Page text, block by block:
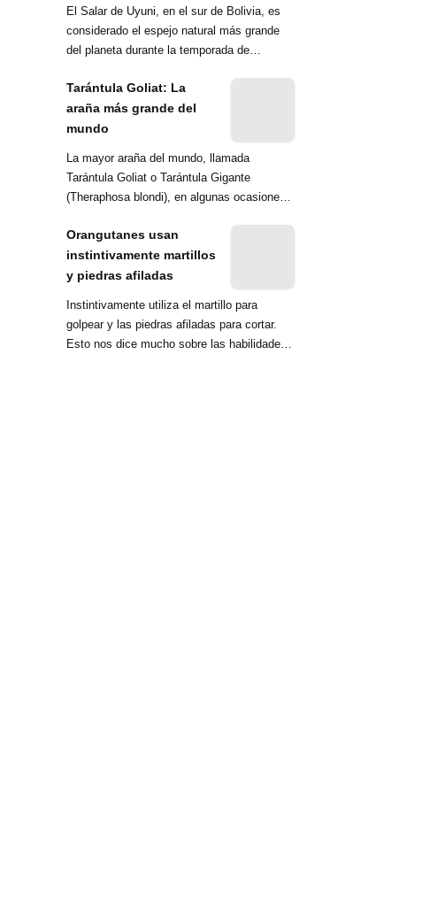
El Salar de Uyuni, en el sur de Bolivia, es
considerado el espejo natural más grande
del planeta durante la temporada de
Tarántula Goliat: La
araña más grande del
mundo
La mayor araña del mundo, llamada
Tarántula Goliat o Tarántula Gigante
(Theraphosa blondi), en algunas ocasiones
Orangutanes usan
instintivamente martillos
y piedras afiladas
Instintivamente utiliza el martillo para
golpear y las piedras afiladas para cortar.
Esto nos dice mucho sobre las habilidades